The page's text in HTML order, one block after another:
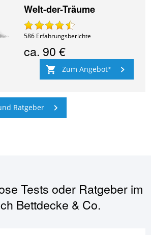
Welt-der-Träume
586 Erfahrungsberichte
ca. 90 €
Zum Angebot
Ratgeber
Tests oder Ratgeber im
Bettdecke & Co.